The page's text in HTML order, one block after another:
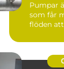
Pumpar
som får
flöden